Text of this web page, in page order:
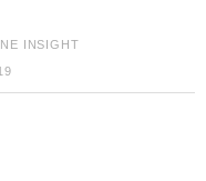
穩 全周仍升近2%
削新開工及銷售預測
INSIGHT